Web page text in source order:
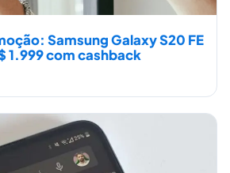
Samsung Galaxy S20 FE
1.999 com cashback